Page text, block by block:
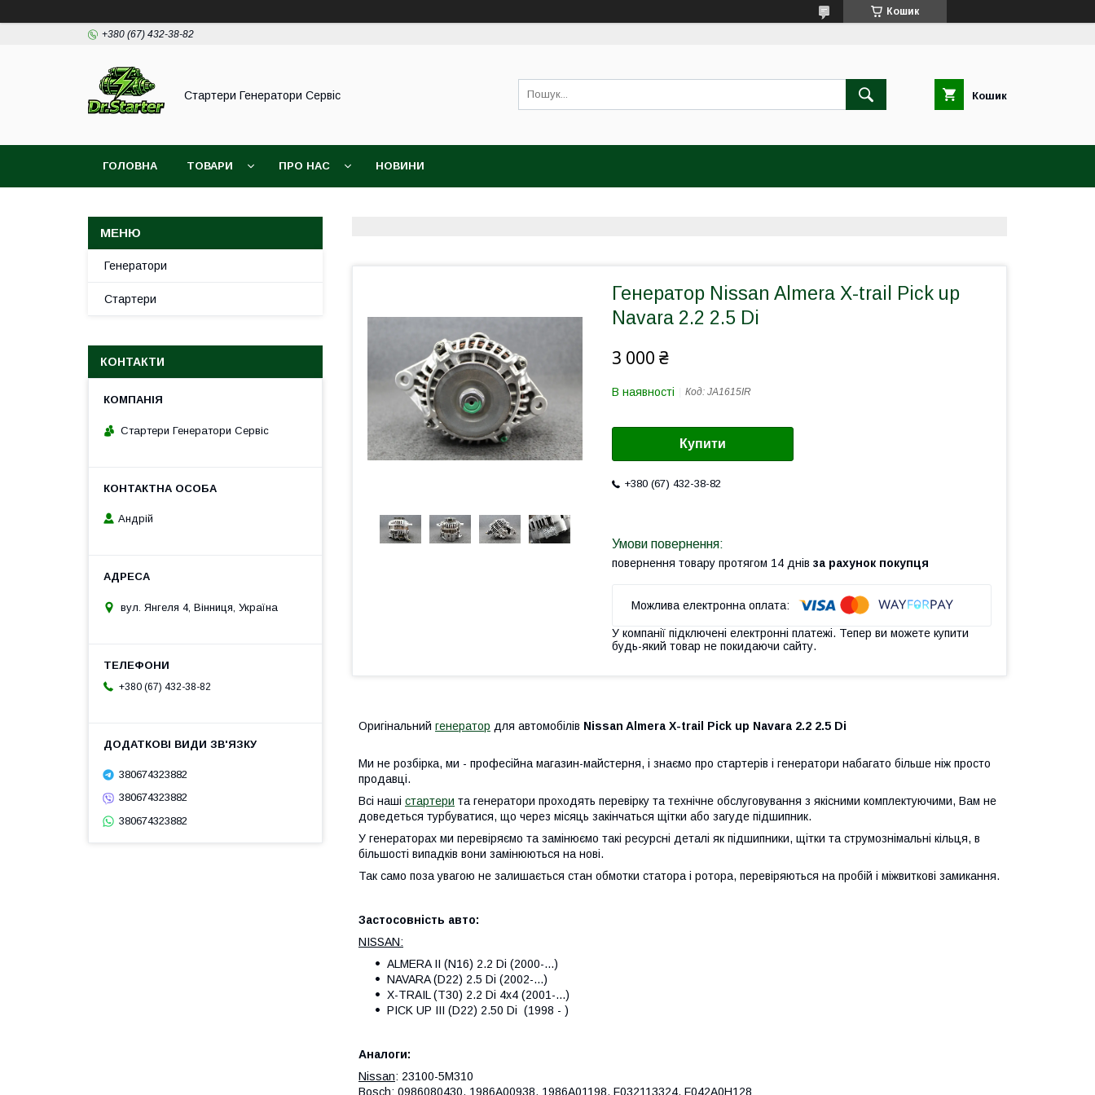
Кошик
+380 (67) 432-38-82
Стартери Генератори Сервіс Кошик
ГОЛОВНА ТОВАРИ ПРО НАС НОВИНИ
Генератор Nissan Almera X-trail Pick up
Navara 2.2 2.5 Di
3 000 ₴
В наявності Код: JA1615IR
Купити
+380 (67) 432-38-82
повернення товару протягом 14 днів за рахунок покупця
У компанії підключені електронні платежі. Тепер ви можете купити
будь-який товар не покидаючи сайту.
Оригінальний генератор для автомобілів Nissan Almera X-trail Pick up Navara 2.2 2.5 Di
Ми не розбірка, ми - професійна магазин-майстерня, і знаємо про стартерів і генератори набагато більше ніж просто
продавці.
Всі наші стартери та генератори проходять перевірку та технічне обслуговування з якісними комплектуючими, Вам не
доведеться турбуватися, що через місяць закінчаться щітки або загуде підшипник.
У генераторах ми перевіряємо та замінюємо такі ресурсні деталі як підшипники, щітки та струмознімальні кільця, в
більшості випадків вони замінюються на нові.
Так само поза увагою не залишається стан обмотки статора і ротора, перевіряються на пробій і міжвиткові замикання.
Застосовність авто:
NISSAN:
ALMERA II (N16) 2.2 Di (2000-...)
NAVARA (D22) 2.5 Di (2002-...)
X-TRAIL (T30) 2.2 Di 4x4 (2001-...)
PICK UP III (D22) 2.50 Di (1998 - )
Аналоги:
Nissan: 23100-5M310
Bosch: 0986080430, 1986A00938, 1986A01198, F032113324, F042A0H128
Генератори
Стартери
КОНТАКТИ
Стартери Генератори Сервіс
Андрій
вул. Янгеля 4, Вінниця, Україна
+380 (67) 432-38-82
380674323882
380674323882
380674323882